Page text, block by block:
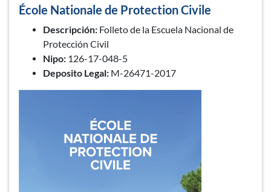
École Nationale de Protection Civile
Descripción: Folleto de la Escuela Nacional de
Protección Civil
Nipo: 126-17-048-5
Deposito Legal: M-26471-2017